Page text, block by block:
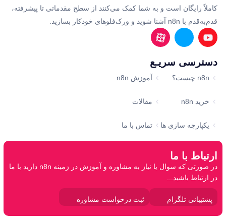
کاملاً رایگان است و به شما کمک می‌کنند از سطح مقدماتی تا پیشرفته،
قدم‌به‌قدم با n8n آشنا شوید و ورک‌فلوهای خودکار بسازید.
دسترسی سریـع
n8n چیست؟
خرید n8n
یکپارچه سازی ها
آموزش n8n
مقالات
تماس با ما
ارتباط با ما
در صورتی که سوال یا نیاز به مشاوره و آموزش در زمینه n8n دارید با ما
در ارتباط باشید...
پشتیبانی تلگرام ثبت درخواست مشاوره